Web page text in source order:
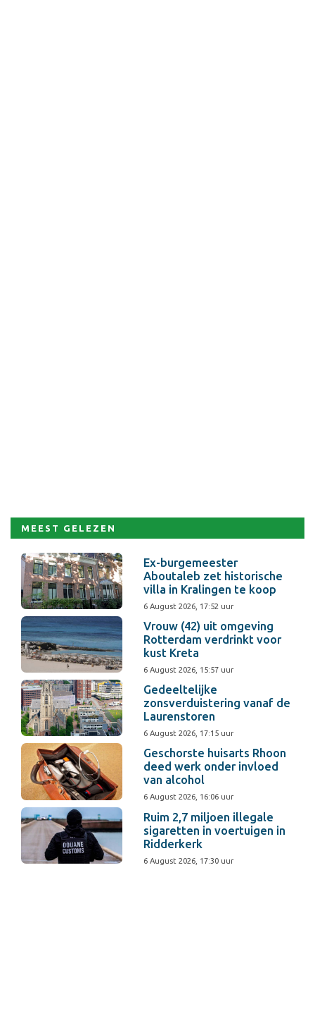
MEEST GELEZEN
Ex-burgemeester
Aboutaleb zet historische
villa in Kralingen te koop
6 August 2026, 17:52 uur
Vrouw (42) uit omgeving
Rotterdam verdrinkt voor
kust Kreta
6 August 2026, 15:57 uur
Gedeeltelijke
zonsverduistering vanaf de
Laurenstoren
6 August 2026, 17:15 uur
Geschorste huisarts Rhoon
deed werk onder invloed
van alcohol
6 August 2026, 16:06 uur
Ruim 2,7 miljoen illegale
sigaretten in voertuigen in
Ridderkerk
6 August 2026, 17:30 uur